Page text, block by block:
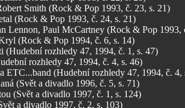
Smith (Rock & Pop 1993, č. 23, s. 21)
(Rock & Pop 1993, č. 24, s. 21)
Lennon, Paul McCartney (Rock & Pop 1993,
(Rock & Pop 1994, č. 6, s. 14)
(Hudební rozhledy 47, 1994, č. 1, s. 47)
rozhledy 47, 1994, č. 4, s. 46)
ETC...band (Hudební rozhledy 47, 1994, č. 4,
(Svět a divadlo 1996, č. 5, s. 71)
(Svět a divadlo 1997, č. 1, s. 124)
a divadlo 1997, č. 2, s. 103)